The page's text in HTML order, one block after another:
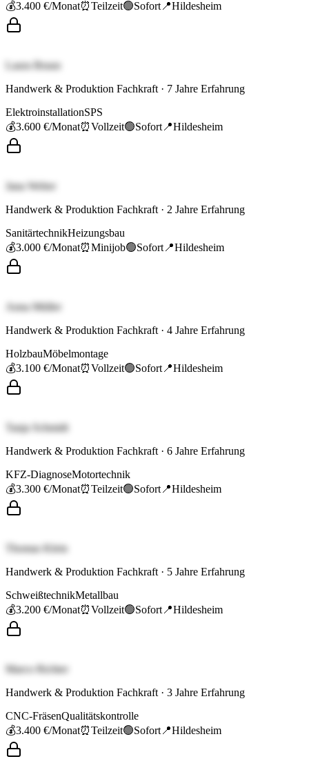
💰3.400 €/Monat⏰Teilzeit🟢Sofort 📍Hildesheim
Laura Braun
Handwerk & Produktion Fachkraft · 7 Jahre Erfahrung
ElektroinstallationSPS
💰3.600 €/Monat⏰Vollzeit🟢Sofort 📍Hildesheim
Jana Weber
Handwerk & Produktion Fachkraft · 2 Jahre Erfahrung
SanitärtechnikHeizungsbau
💰3.000 €/Monat⏰Minijob🟢Sofort 📍Hildesheim
Anna Müller
Handwerk & Produktion Fachkraft · 4 Jahre Erfahrung
HolzbauMöbelmontage
💰3.100 €/Monat⏰Vollzeit🟢Sofort 📍Hildesheim
Tanja Schmidt
Handwerk & Produktion Fachkraft · 6 Jahre Erfahrung
KFZ-DiagnoseMotortechnik
💰3.300 €/Monat⏰Teilzeit🟢Sofort 📍Hildesheim
Thomas Klein
Handwerk & Produktion Fachkraft · 5 Jahre Erfahrung
SchweißtechnikMetallbau
💰3.200 €/Monat⏰Vollzeit🟢Sofort 📍Hildesheim
Marco Richter
Handwerk & Produktion Fachkraft · 3 Jahre Erfahrung
CNC-FräsenQualitätskontrolle
💰3.400 €/Monat⏰Teilzeit🟢Sofort 📍Hildesheim